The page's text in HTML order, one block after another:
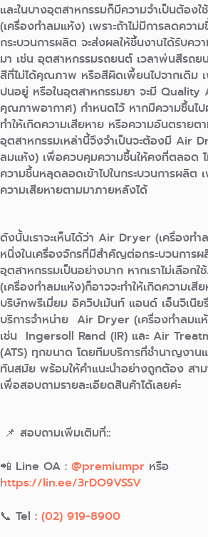
และในบางอุตสาหกรรมก็มีความจำเป็นต้อง
(เครื่องทำลมแห้ง) เพราะถ้าไม่มีการลดควา
กระบวนการผลิต จะส่งผลให้ชิ้นงานได้รับคว
มา เช่น อุตสาหกรรมรถยนต์ เวลาพ่นสีรถย
สีที่ไม่ได้คุณภาพ หรือสีผิดเพี้ยนไปจากเดิม เ
ปนอยู่ หรือในอุตสาหกรรมยา จะมี Quality
คุณภาพอากาศ) กำหนดไว้ หากมีความชื้นไ
ทำให้เกิดความเสียหาย หรือความอันตรายต
อุตสาหกรรมเหล่านี้จึงจำเป็นจะต้องมี Air
ลมแห้ง) เพื่อควบคุมความชื้นให้คงที่ตลอด ไ
ความชื้นหลุดลอดเข้าไปในกระบวนการผลิต เ
ความเสียหายตามมาภายหลังได้
ดังนั้นเราจะเห็นได้ว่า Air Dryer (เครื่องทำ
หนึ่งในเครื่องจักรที่มีสำคัญต่อกระบวนการผ
อุตสาหกรรมเป็นอย่างมาก หากเราไม่เลือก
(เครื่องทำลมแห้ง)ก็อาจจะทำให้เกิดความเสี
บริษัทพรีเมี่ยม อิควิปเม้นท์ แอนด์ เอ็นจิเนี
บริการจำหน่าย Air Dryer (เครื่องทำลมแ
เช่น Ingersoll Rand (IR) และ Air
(ATS) ทุกขนาด โดยทีมบริการที่ชำนาญงาน
ทันสมัย พร้อมให้คำแนะนำอย่างถูกต้อง สา
เพื่อสอบถามรายละเอียดสินค้าได้เลยค่ะ
📌 สอบถามเพิ่มเติมที่::
📲 Line OA : @premiumpr หรือ
https://lin.ee/3rDO9VSSV
📞 Tel : (02) 919-8900